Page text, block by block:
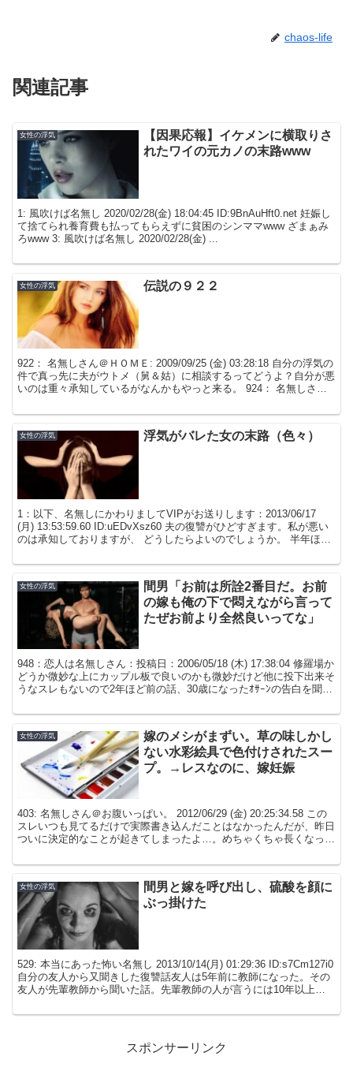
chaos-life
関連記事
女性の浮気
【因果応報】イケメンに横取りさ
れたワイの元カノの末路www
1: 風吹けば名無し 2020/02/28(金) 18:04:45 ID:9BnAuHft0.net 妊娠し
て捨てられ養育費も払ってもらえずに貧困のシンママwww ざまぁみ
ろwww 3: 風吹けば名無し 2020/02/28(金) ...
女性の浮気 伝説の９２２
922： 名無しさん＠ＨＯＭＥ: 2009/09/25 (金) 03:28:18 自分の浮気の
件で真っ先に夫がウトメ（舅＆姑）に相談するってどうよ？自分が悪
いのは重々承知しているがなんかもやっと来る。 924： 名無しさん
女性の浮気 浮気がバレた女の末路（色々）
1：以下、名無しにかわりましてVIPがお送りします：2013/06/17
(月) 13:53:59.60 ID:uEDvXsz60 夫の復讐がひどすぎます。私が悪い
のは承知しておりますが、 どうしたらよいのでしょうか。 半年ほど
女性の浮気
間男「お前は所詮2番目だ。お前
の嫁も俺の下で悶えながら言って
たぜお前より全然良いってな」
948：恋人は名無しさん：投稿日：2006/05/18 (木) 17:38:04 修羅場か
どうか微妙な上にカップル板で良いのかも微妙だけど他に投下出来そ
うなスレもないので2年ほど前の話、30歳になったｵｻｰﾝの告白を聞い
女性の浮気
嫁のメシがまずい。草の味しかし
ない水彩絵具で色付けされたスー
プ。→レスなのに、嫁妊娠
403: 名無しさん＠お腹いっぱい。 2012/06/29 (金) 20:25:34.58 この
スレいつも見てるだけで実際書き込んだことはなかったんだが、昨日
ついに決定的なことが起きてしまったよ…。めちゃくちゃ長くなっち
女性の浮気
間男と嫁を呼び出し、硫酸を顔に
ぶっ掛けた
529: 本当にあった怖い名無し 2013/10/14(月) 01:29:36 ID:s7Cm127i0
自分の友人から又聞きした復讐話友人は5年前に教師になった。その
友人が先輩教師から聞いた話。先輩教師の人が言うには10年以上前
スポンサーリンク